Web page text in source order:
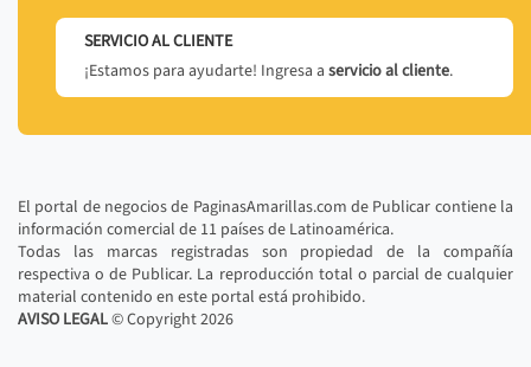
SERVICIO AL CLIENTE
¡Estamos para ayudarte! Ingresa a servicio al cliente.
El portal de negocios de PaginasAmarillas.com de Publicar contiene la
información comercial de 11 países de Latinoamérica.
Todas las marcas registradas son propiedad de la compañía
respectiva o de Publicar. La reproducción total o parcial de cualquier
material contenido en este portal está prohibido.
AVISO LEGAL© Copyright2026